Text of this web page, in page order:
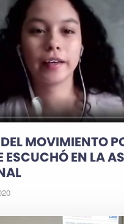
MOVIMIENTO
ESCUCHÓ EN LA